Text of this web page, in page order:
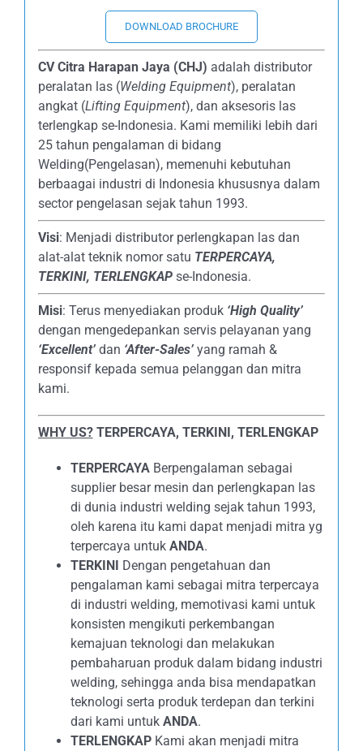
DOWNLOAD BROCHURE
CV Citra Harapan Jaya (CHJ) adalah distributor
peralatan las (Welding Equipment), peralatan
angkat (Lifting Equipment), dan aksesoris las
terlengkap se-Indonesia. Kami memiliki lebih dari
25 tahun pengalaman di bidang
Welding(Pengelasan), memenuhi kebutuhan
berbaagai industri di Indonesia khususnya dalam
sector pengelasan sejak tahun 1993.
Visi: Menjadi distributor perlengkapan las dan
alat-alat teknik nomor satu TERPERCAYA,
TERKINI, TERLENGKAPse-Indonesia.
Misi: Terus menyediakan produk ‘High Quality’
dengan mengedepankan servis pelayanan yang
‘Excellent’dan ‘After-Sales’yang ramah &
responsif kepada semua pelanggan dan mitra
kami.
WHY US? TERPERCAYA, TERKINI, TERLENGKAP
TERPERCAYABerpengalaman sebagai
supplier besar mesin dan perlengkapan las
di dunia industri welding sejak tahun 1993,
oleh karena itu kami dapat menjadi mitra yg
terpercaya untuk ANDA.
TERKINI Dengan pengetahuan dan
pengalaman kami sebagai mitra terpercaya
di industri welding, memotivasi kami untuk
konsisten mengikuti perkembangan
kemajuan teknologi dan melakukan
pembaharuan produk dalam bidang industri
welding, sehingga anda bisa mendapatkan
teknologi serta produk terdepan dan terkini
dari kami untuk ANDA.
TERLENGKAPKami akan menjadi mitra